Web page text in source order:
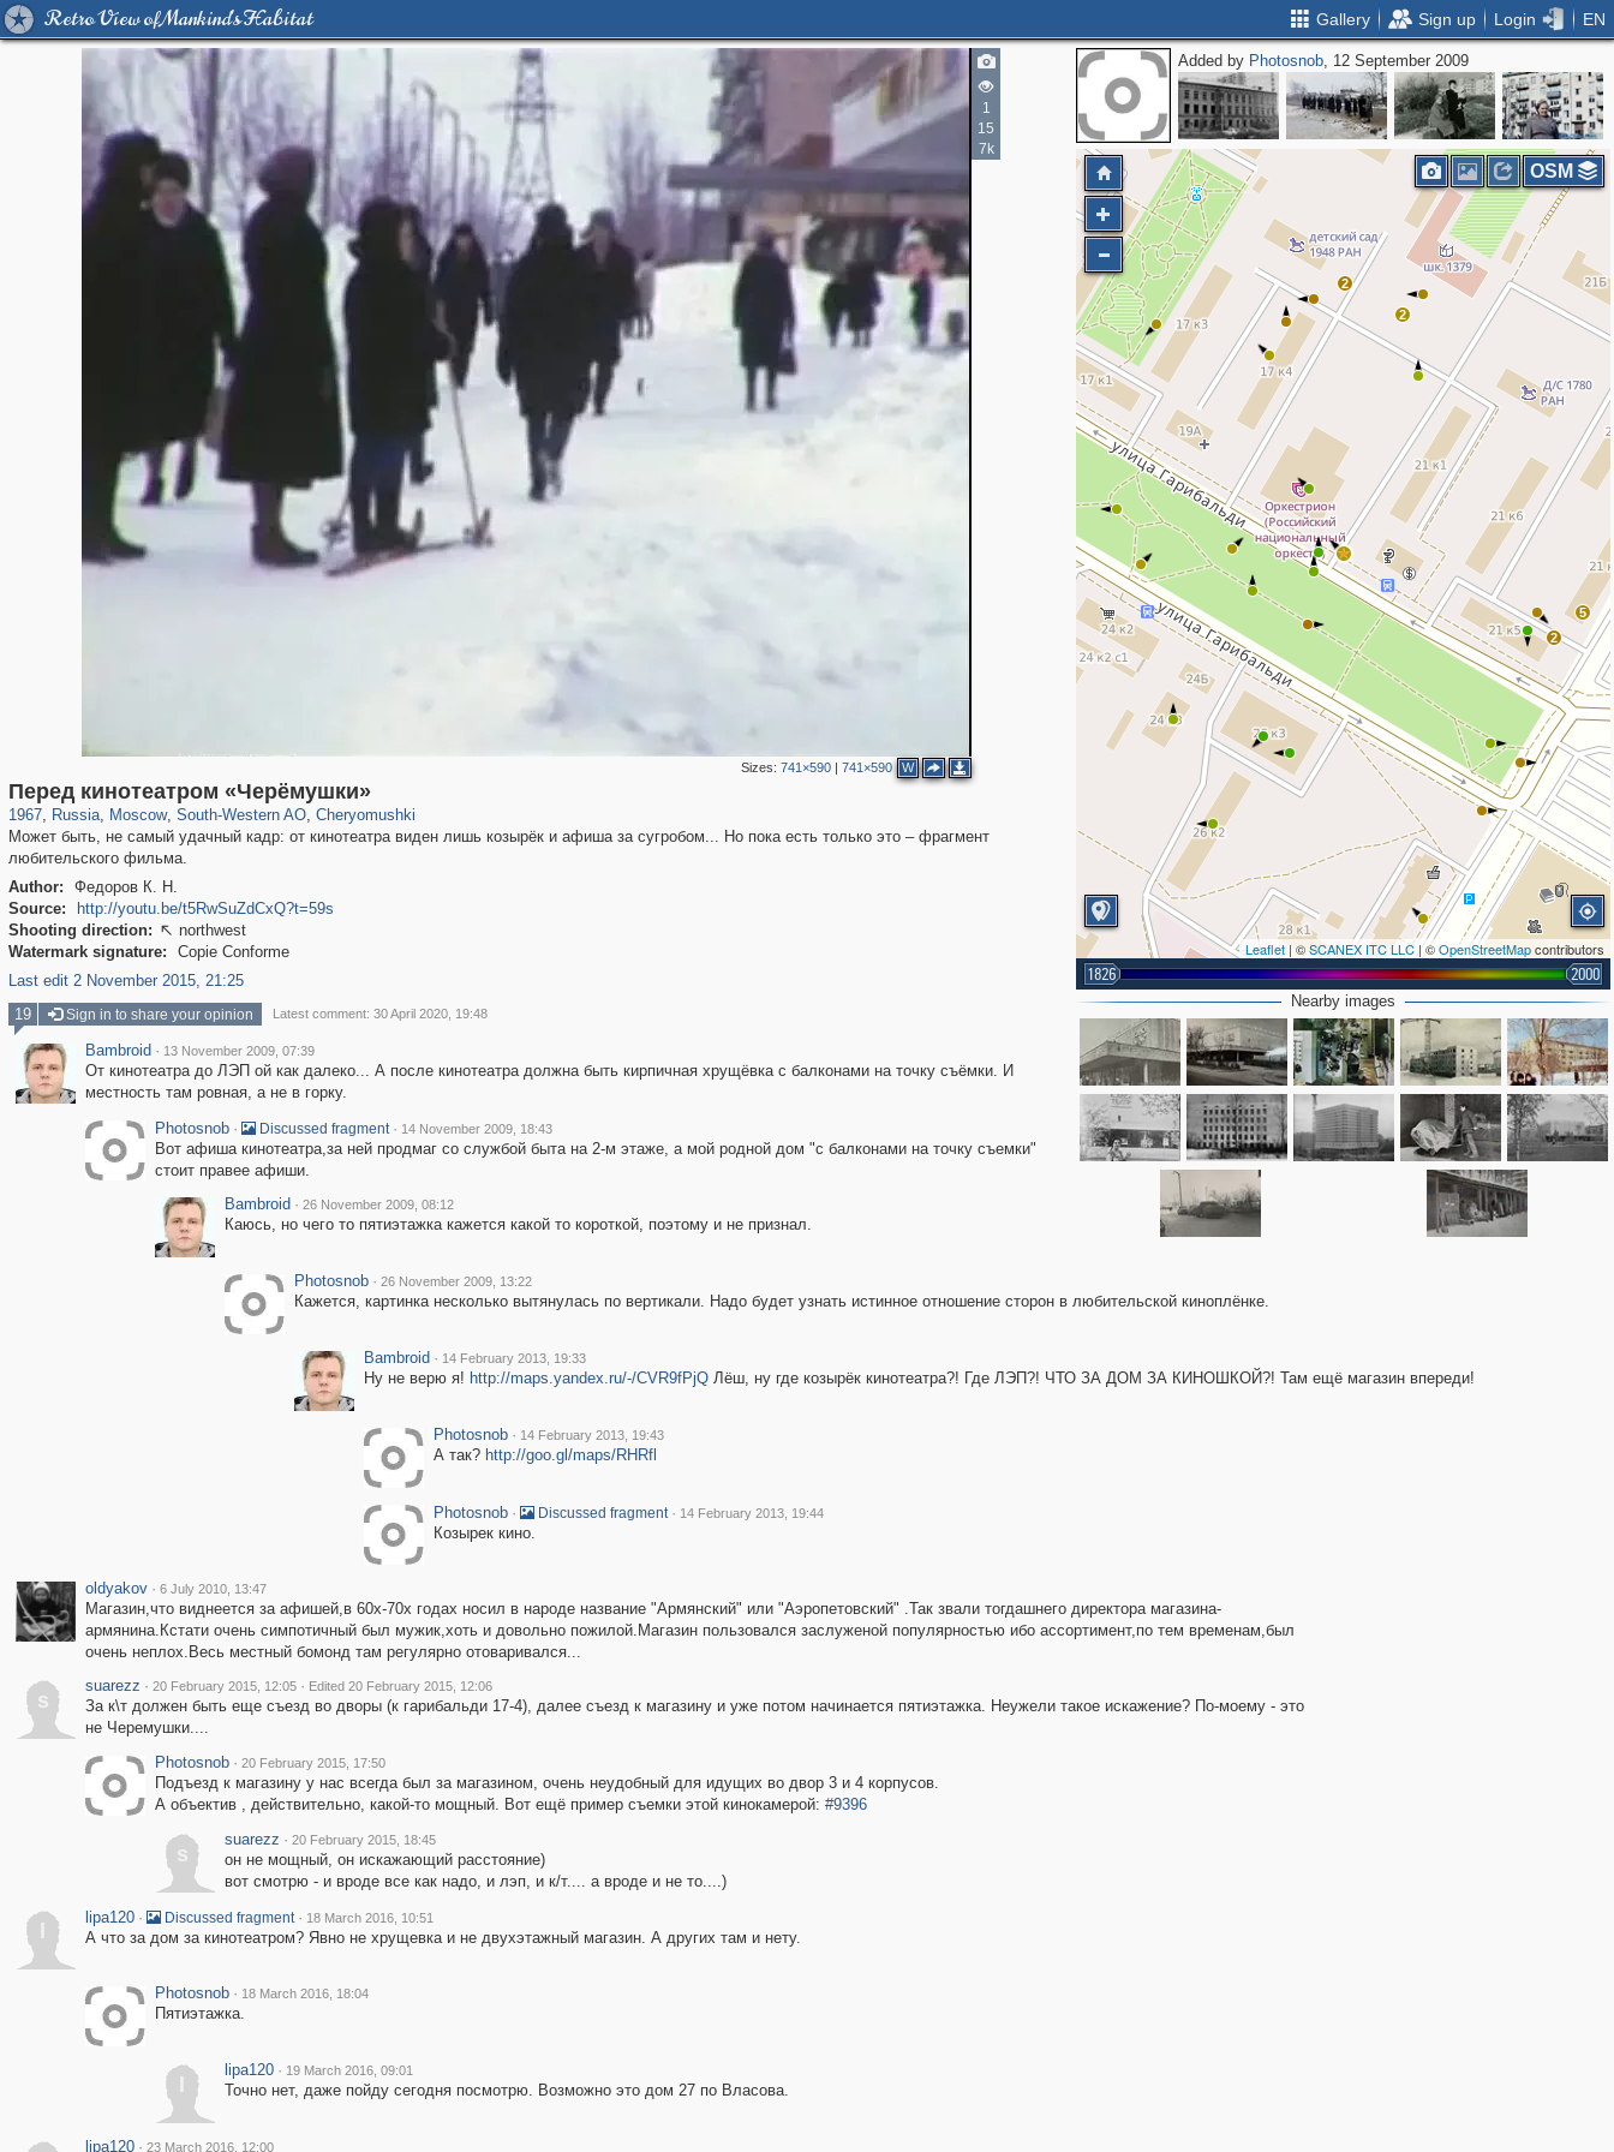
Retro View of Mankind's Habitat Gallery Sign up Login EN
1
15
7k
Sizes:741×590 |741×590 W
Перед кинотеатром «Черёмушки»
1967, Russia
1,406,448 29,243
, Moscow
319,780 8,286
, South-Western AO
12,410 76
, Cheryomushki
999 8
Может быть, не самый удачный кадр: от кинотеатра виден лишь козырёк и афиша за сугробом... Но пока есть только это – фрагмент
любительского фильма.
Author:
Федоров К. Н.
Source:
http://youtu.be/t5RwSuZdCxQ?t=59s
Shooting direction:  northwest
Watermark signature:
Copie Conforme
Last edit 2 November 2015, 21:25
Added by Photosnob, 12 September 2009
2
2
5
2
Leaflet| ©SCANEX ITC LLC | ©OpenStreetMapcontributors
1826 2000
OSM
Nearby images
19 Sign in to share your opinion Latest comment: 30 April 2020, 19:48
Bambroid · 13 November 2009, 07:39
От кинотеатра до ЛЭП ой как далеко... А после кинотеатра должна быть кирпичная хрущёвка с балконами на точку съёмки. И
местность там ровная, а не в горку.
Photosnob · Discussed fragment · 14 November 2009, 18:43
Вот афиша кинотеатра,за ней продмаг со службой быта на 2-м этаже, а мой родной дом "с балконами на точку съемки"
стоит правее афиши.
Bambroid · 26 November 2009, 08:12
Каюсь, но чего то пятиэтажка кажется какой то короткой, поэтому и не признал.
Photosnob · 26 November 2009, 13:22
Кажется, картинка несколько вытянулась по вертикали. Надо будет узнать истинное отношение сторон в любительской киноплёнке.
Bambroid · 14 February 2013, 19:33
Ну не верю я! http://maps.yandex.ru/-/CVR9fPjQЛёш, ну где козырёк кинотеатра?! Где ЛЭП?! ЧТО ЗА ДОМ ЗА КИНОШКОЙ?! Там ещё магазин впереди!
Photosnob · 14 February 2013, 19:43
А так? http://goo.gl/maps/RHRfl
Photosnob · Discussed fragment · 14 February 2013, 19:44
Козырек кино.
oldyakov · 6 July 2010, 13:47
Магазин,что виднеется за афишей,в 60х-70х годах носил в народе название "Армянский" или "Аэропетовский" .Так звали тогдашнего директора магазина-
армянина.Кстати очень симпотичный был мужик,хоть и довольно пожилой.Магазин пользовался заслуженой популярностью ибо ассортимент,по тем временам,был
очень неплох.Весь местный бомонд там регулярно отоваривался...
s
suarezz · 20 February 2015, 12:05 · Edited 20 February 2015, 12:06
За к\т должен быть еще съезд во дворы (к гарибальди 17-4), далее съезд к магазину и уже потом начинается пятиэтажка. Неужели такое искажение? По-моему - это
не Черемушки....
Photosnob · 20 February 2015, 17:50
Подъезд к магазину у нас всегда был за магазином, очень неудобный для идущих во двор 3 и 4 корпусов.
А объектив , действительно, какой-то мощный. Вот ещё пример съемки этой кинокамерой: #9396
s
suarezz · 20 February 2015, 18:45
он не мощный, он искажающий расстояние)
вот смотрю - и вроде все как надо, и лэп, и к/т.... а вроде и не то....)
lipa120 · Discussed fragment · 18 March 2016, 10:51
А что за дом за кинотеатром? Явно не хрущевка и не двухэтажный магазин. А других там и нету.
Photosnob · 18 March 2016, 18:04
Пятиэтажка.
lipa120 · 19 March 2016, 09:01
Точно нет, даже пойду сегодня посмотрю. Возможно это дом 27 по Власова.
lipa120 · 23 March 2016, 12:00